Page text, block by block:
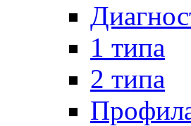
1 типа
2 типа